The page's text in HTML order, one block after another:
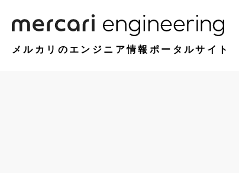
メルカリのエンジニア情報ポータルサイト